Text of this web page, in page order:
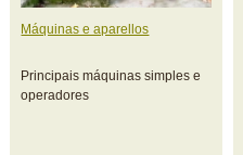
Máquinas e aparellos
Principais máquinas simples e
operadores